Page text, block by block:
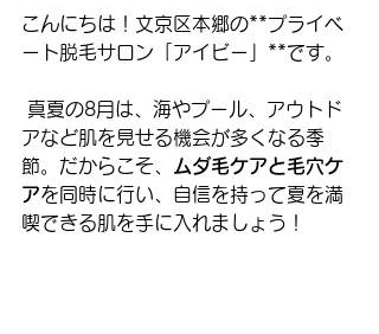
こんにちは！文京区本郷の**プライベ
ート脱毛サロン「アイビー」**です。
アなど肌を見せる機会が多くなる季
節。だからこそ、
ムダ毛ケアと毛穴ケ
アを同時に行い、自信を持って夏を満
喫できる肌を手に入れましょう！